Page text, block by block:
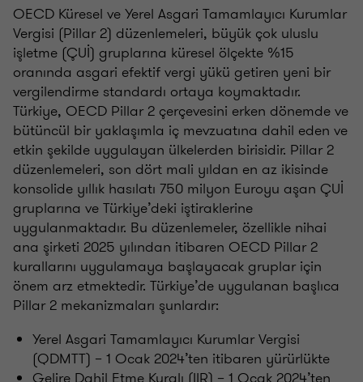
OECD Küresel ve Yerel Asgari Tamamlayıcı Kurumlar
Vergisi (Pillar 2) düzenlemeleri, büyük çok uluslu
işletme (ÇUİ) gruplarına küresel ölçekte %15
oranında asgari efektif vergi yükü getiren yeni bir
vergilendirme standardı ortaya koymaktadır.
Türkiye, OECD Pillar 2 çerçevesini erken dönemde ve
bütüncül bir yaklaşımla iç mevzuatına dahil eden ve
etkin şekilde uygulayan ülkelerden birisidir. Pillar 2
düzenlemeleri, son dört mali yıldan en az ikisinde
konsolide yıllık hasılatı 750 milyon Euroyu aşan ÇUİ
gruplarına ve Türkiye’deki iştiraklerine
uygulanmaktadır. Bu düzenlemeler, özellikle nihai
ana şirketi 2025 yılından itibaren OECD Pillar 2
kurallarını uygulamaya başlayacak gruplar için
önem arz etmektedir. Türkiye’de uygulanan başlıca
Pillar 2 mekanizmaları şunlardır:
Yerel Asgari Tamamlayıcı Kurumlar Vergisi
(QDMTT) – 1 Ocak 2024’ten itibaren yürürlükte
Gelire Dahil Etme Kuralı (IIR) – 1 Ocak 2024’ten